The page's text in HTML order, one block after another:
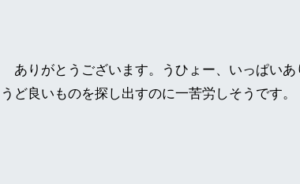
ありがとうございます。うひょー、いっぱいあ
うど良いものを探し出すのに一苦労しそうです。